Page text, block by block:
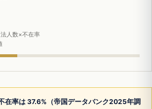
人数×不在率
在率は 37.6%（帝国データバンク2025年調